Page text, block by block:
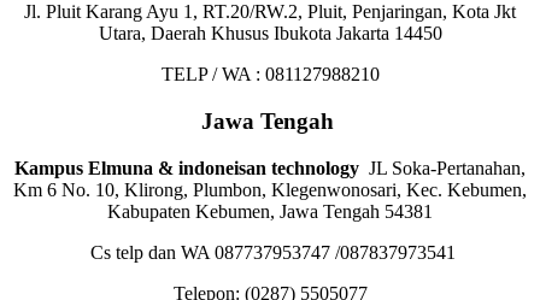
Jl. Pluit Karang Ayu 1, RT.20/RW.2, Pluit, Penjaringan, Kota Jkt
Utara, Daerah Khusus Ibukota Jakarta 14450
TELP / WA : 081127988210
Jawa Tengah
Kampus Elmuna & indoneisan technology JL Soka-Pertanahan,
Km 6 No. 10, Klirong, Plumbon, Klegenwonosari, Kec. Kebumen,
Kabupaten Kebumen, Jawa Tengah 54381
Cs telp dan WA 087737953747 /087837973541
Telepon: (0287) 5505077